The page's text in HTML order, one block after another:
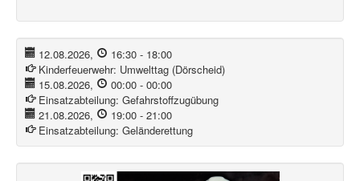
12.08.2026, 16:30- 18:00
Kinderfeuerwehr: Umwelttag (Dörscheid)
15.08.2026, 00:00- 00:00
Einsatzabteilung:Gefahrstoffzugübung
21.08.2026, 19:00- 21:00
Einsatzabteilung:Geländerettung